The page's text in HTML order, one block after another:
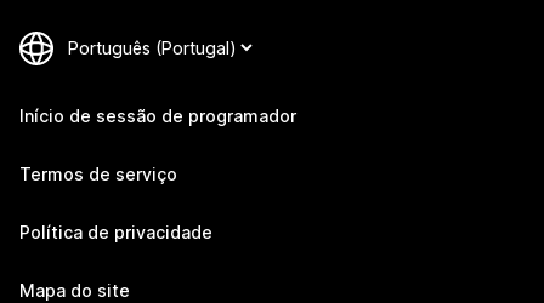
Início de sessão de programador
Termos de serviço
Política de privacidade
Mapa do site